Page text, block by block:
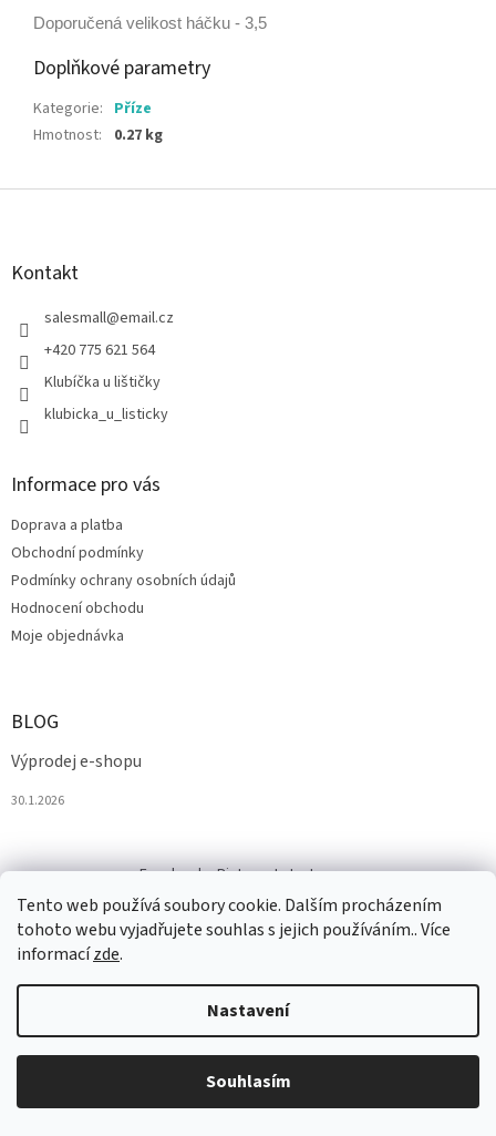
Tento web používá soubory cookie. Dalším procházením
tohoto webu vyjadřujete souhlas s jejich používáním.. Více
informacízde.
Nastavení
Souhlasím
Doporučená velikost háčku - 3,5
Doplňkové parametry
Kategorie: Příze
Hmotnost: 0.27 kg
Z
Kontakt
salesmall@email.cz
+420 775 621 564
Klubíčka u lištičky
klubicka_u_listicky
Informace pro vás
Doprava a platba
Obchodní podmínky
Podmínky ochrany osobních údajů
Hodnocení obchodu
Moje objednávka
BLOG
Výprodej e-shopu
30.1.2026
Facebook Pinterest Instagram
Vytvořil Shoptet
Salesmall.cz. Všechna práva vyhrazena.